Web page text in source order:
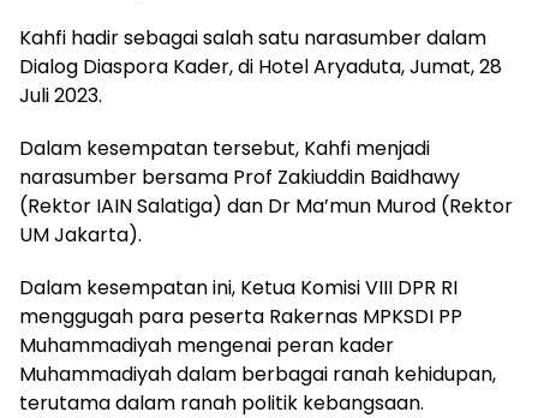
Kahfi hadir sebagai salah satu narasumber dalam
Dialog Diaspora Kader, di Hotel Aryaduta, Jumat, 28
Juli 2023.
Dalam kesempatan tersebut, Kahfi menjadi
narasumber bersama Prof Zakiuddin Baidhawy
(Rektor IAIN Salatiga) dan Dr Ma’mun Murod (Rektor
UM Jakarta).
Dalam kesempatan ini, Ketua Komisi VIII DPR RI
menggugah para peserta Rakernas MPKSDI PP
Muhammadiyah mengenai peran kader
Muhammadiyah dalam berbagai ranah kehidupan,
terutama dalam ranah politik kebangsaan.